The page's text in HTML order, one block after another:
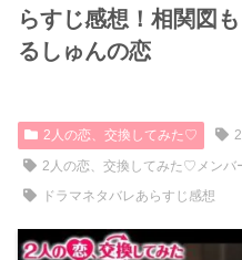
らすじ感想！相関図
るしゅんの恋
2人の恋、交換してみた♡
2人の恋、交換してみた♡メンバ
ドラマネタバレあらすじ感想